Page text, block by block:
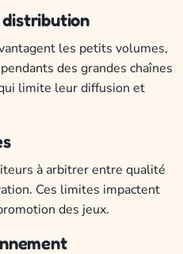
distribution
les petits volumes,
des grandes chaînes
limite leur diffusion et
à arbitrer entre qualité
Ces limites impactent
des jeux.